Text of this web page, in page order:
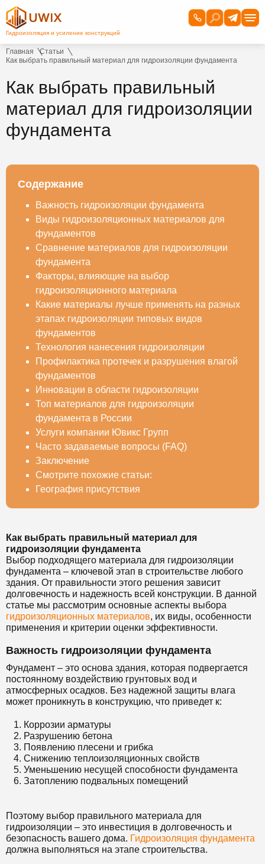
Главная
Статьи
Как выбрать правильный материал для гидроизоляции фундамента
Как выбрать правильный
материал для гидроизоляции
фундамента
Содержание
Важность гидроизоляции фундамента
Виды гидроизоляционных материалов для
фундаментов
Сравнение материалов для гидроизоляции
фундамента
Факторы, влияющие на выбор
гидроизоляционного материала
Какие материалы лучше применять на разных
этапах гидроизоляции типовых видов
фундаментов
Технология нанесения гидроизоляции
Профилактика протечек и разрушения влагой
фундаментов
Инновации в области гидроизоляции
Топ материалов для гидроизоляции
фундамента в России
Услуги компании Ювикс Групп
Часто задаваемые вопросы (FAQ)
Заключение
Смотрите похожие статьи:
География присутствия
Как выбрать правильный материал для
гидроизоляции фундамента
Выбор подходящего материала для гидроизоляции
фундамента – ключевой этап в строительстве любого
здания. От правильности этого решения зависит
долговечность и надежность всей конструкции. В данной
статье мы рассмотрим основные аспекты выбора
гидроизоляционных материалов, их виды, особенности
применения и критерии оценки эффективности.
Важность гидроизоляции фундамента
Фундамент – это основа здания, которая подвергается
постоянному воздействию грунтовых вод и
атмосферных осадков. Без надежной защиты влага
может проникнуть в конструкцию, что приведет к:
Коррозии арматуры
Разрушению бетона
Появлению плесени и грибка
Снижению теплоизоляционных свойств
Уменьшению несущей способности фундамента
Затоплению подвальных помещений
Поэтому выбор правильного материала для
гидроизоляции – это инвестиция в долговечность и
безопасность вашего дома. Гидроизоляция фундамента
должна выполняться на этапе строительства.